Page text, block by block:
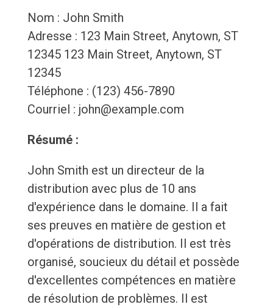
Nom : John Smith
Adresse : 123 Main Street, Anytown, ST
12345 123 Main Street, Anytown, ST
12345
Téléphone : (123) 456-7890
Courriel : john@example.com
Résumé :
John Smith est un directeur de la
distribution avec plus de 10 ans
d'expérience dans le domaine. Il a fait
ses preuves en matière de gestion et
d'opérations de distribution. Il est très
organisé, soucieux du détail et possède
d'excellentes compétences en matière
de résolution de problèmes. Il est